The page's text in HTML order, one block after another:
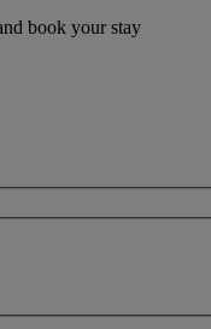
book your stay